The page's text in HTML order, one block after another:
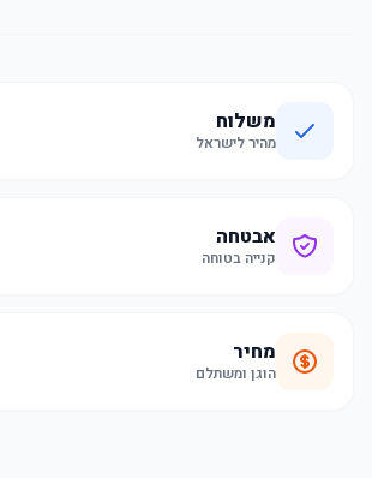
משלוח
מהיר לישראל
אבטחה
קנייה בטוחה
מחיר
הוגן ומשתלם